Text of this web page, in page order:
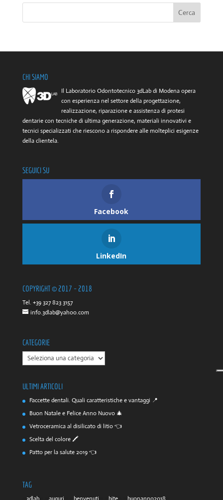
CHI SIAMO
Il Laboratorio Odontotecnico 3dLab di Modena opera
con esperienza nel settore della progettazione,
realizzazione, riparazione e assistenza di protesi
dentarie con tecniche di ultima generazione, materiali innovativi e
tecnici specializzati che riescono a rispondere alle molteplici esigenze
della clientela.
SEGUICI SU
Facebook
LinkedIn
COPYRIGHT © 2017 – 2018
Tel. +39 327 823 3157
info.3dlab@yahoo.com
CATEGORIE
CATEGORIE
ULTIMI ARTICOLI
Faccette dentali. Quali caratteristiche e vantaggi 📍
Buon Natale e Felice Anno Nuovo 🎄
Vetroceramica al disilicato di litio 👈
Scelta del colore 🖍️
Patto per la salute 2019 👈
TAG